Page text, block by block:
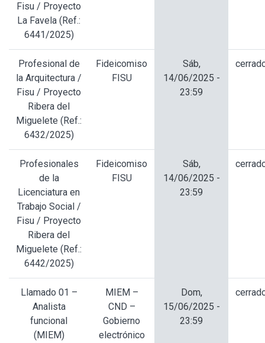
Fisu / Proyecto
La Favela (Ref.:
6441/2025)
Profesional de
la Arquitectura /
Fisu / Proyecto
Ribera del
Miguelete (Ref.:
6432/2025)
Fideicomiso
FISU
Sáb,
14/06/2025 -
23:59
Profesionales
de la
Licenciatura en
Trabajo Social /
Fisu / Proyecto
Ribera del
Miguelete (Ref.:
6442/2025)
Fideicomiso
FISU
Sáb,
14/06/2025 -
23:59
Llamado 01 –
Analista
funcional
(MIEM)
MIEM –
CND –
Gobierno
electrónico
Dom,
15/06/2025 -
23:59